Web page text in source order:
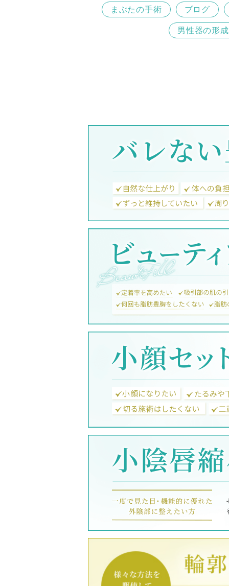
まぶたの手術 ブログ
男性器の形成